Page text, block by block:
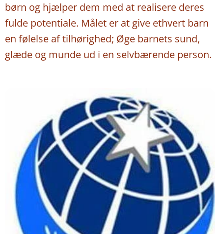
børn og hjælper dem med at realisere deres
fulde potentiale. Målet er at give ethvert barn
en følelse af tilhørighed; Øge barnets sund,
glæde og munde ud i en selvbærende person.